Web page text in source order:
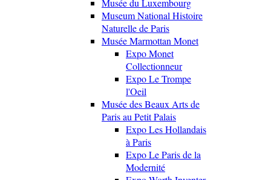
Musée du Luxembourg
Museum National Histoire
Naturelle de Paris
Musée Marmottan Monet
Expo Monet
Collectionneur
Expo Le Trompe
l'Oeil
Musée des Beaux Arts de
Paris au Petit Palais
Expo Les Hollandais
à Paris
Expo Le Paris de la
Modernité